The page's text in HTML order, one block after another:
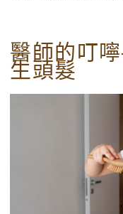
醫師的叮
生頭髮